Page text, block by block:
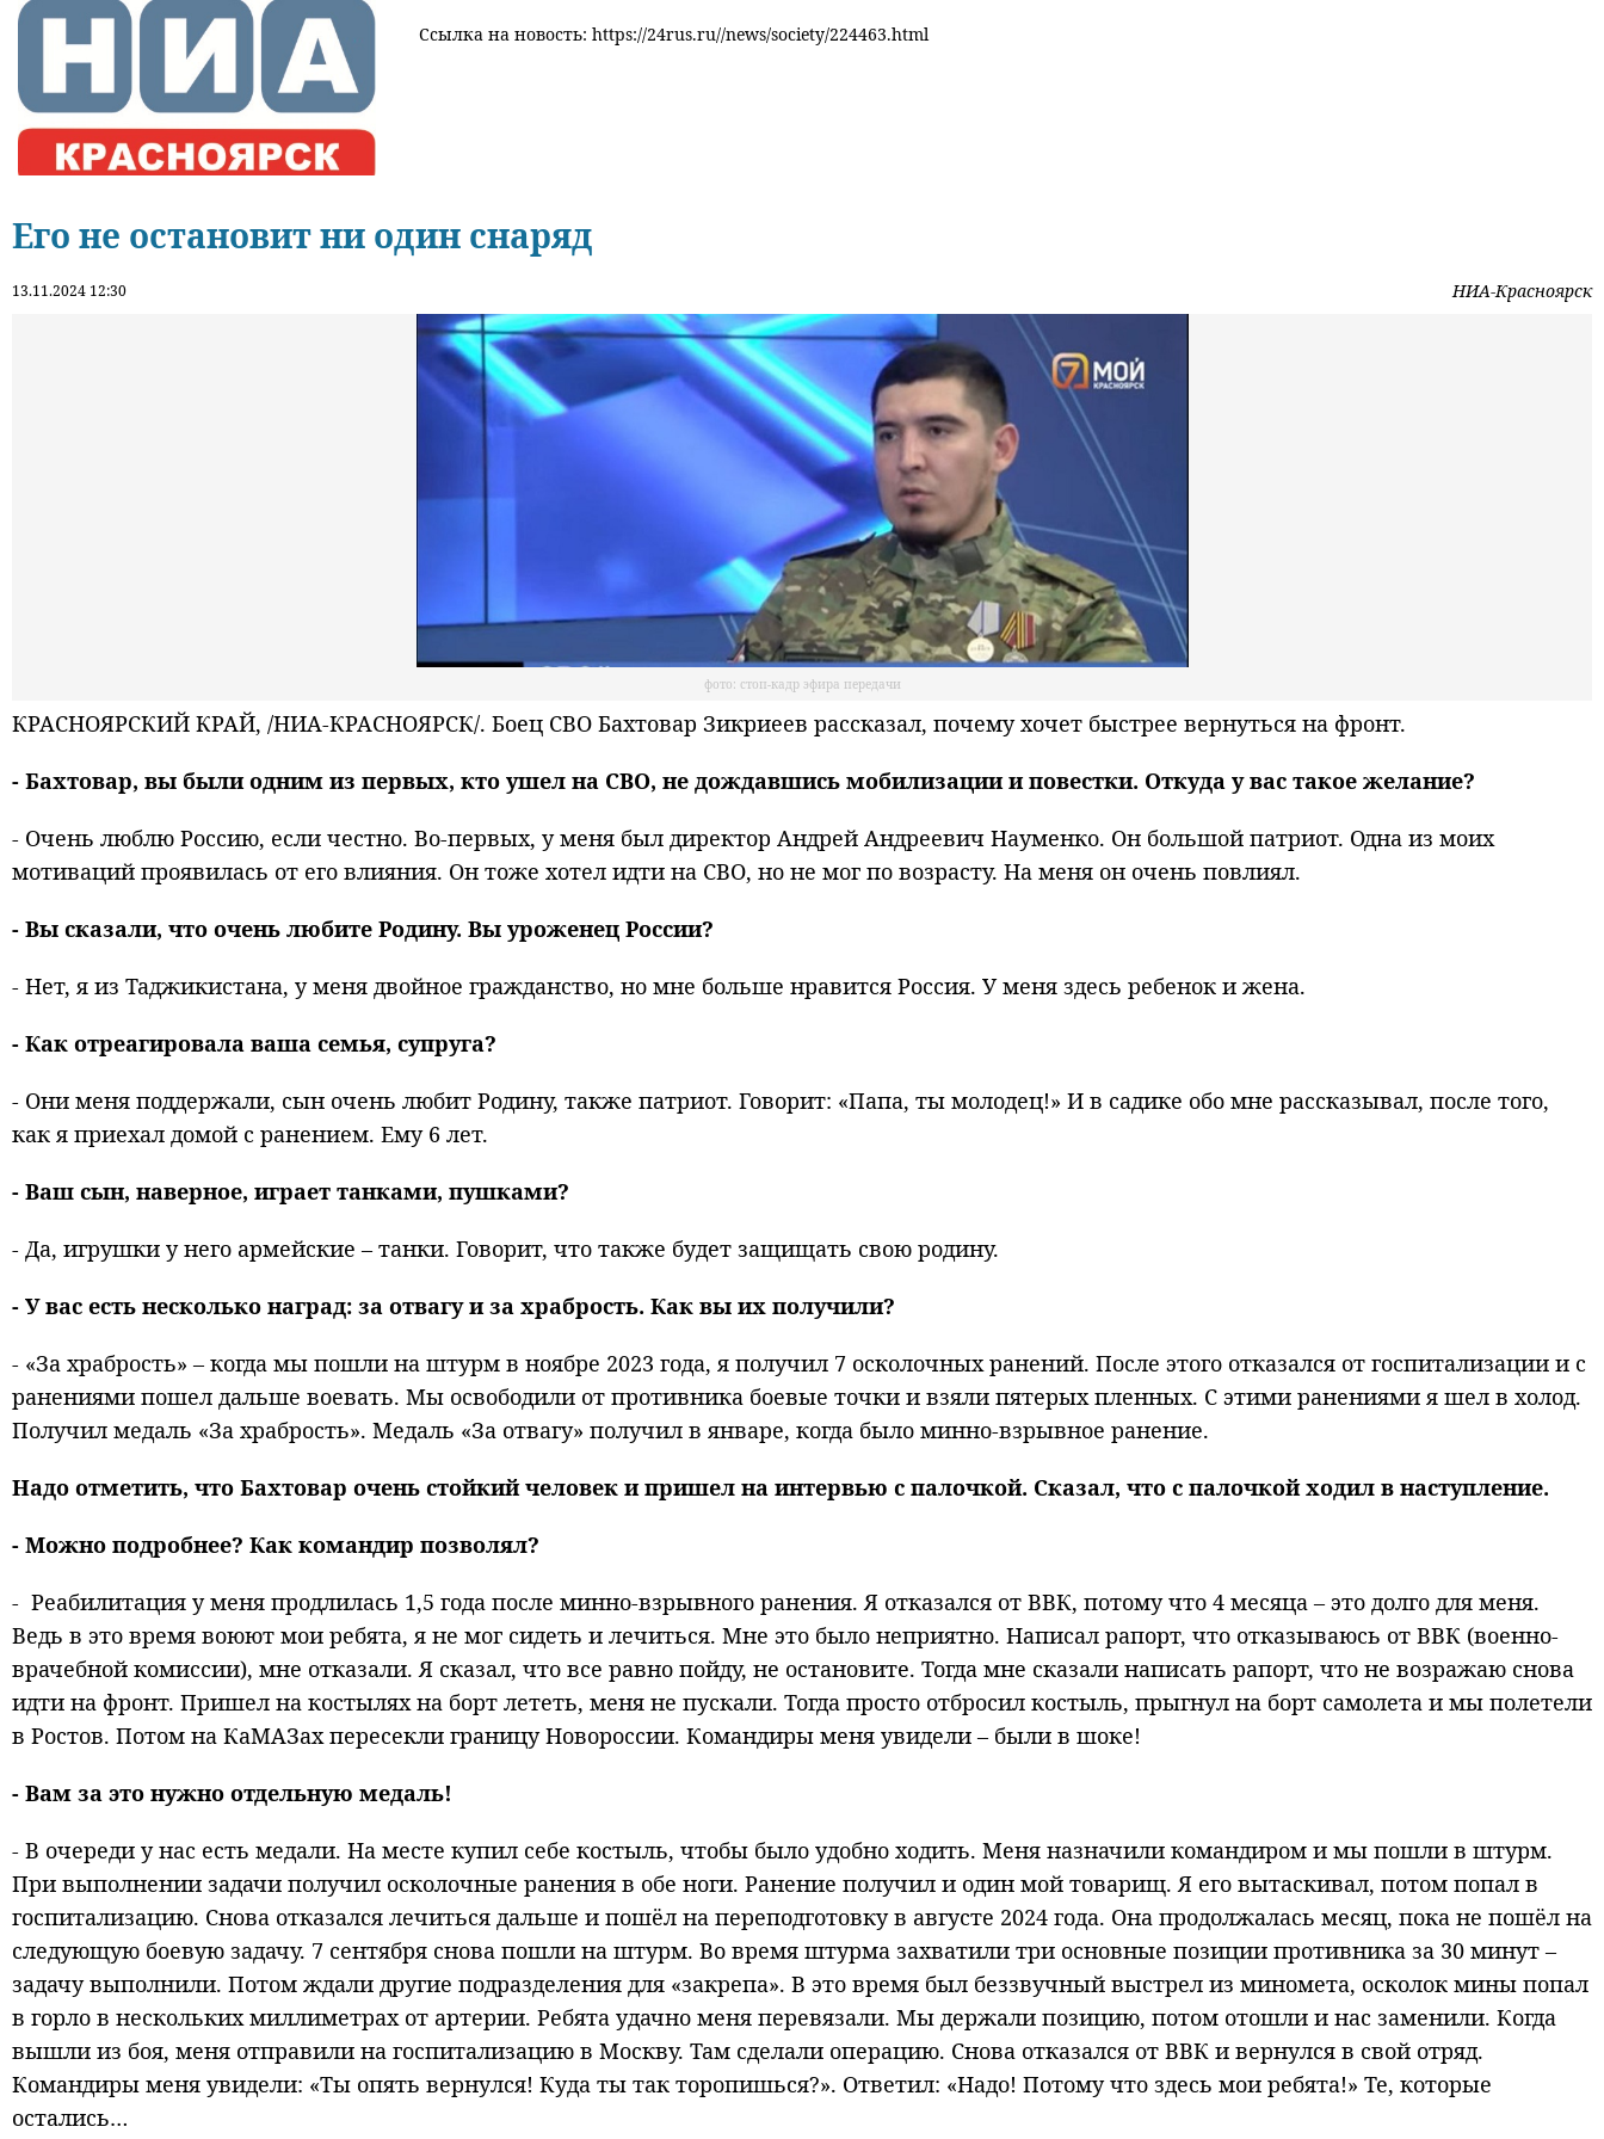
Ссылка на новость: https://24rus.ru//news/society/224463.html
Его не остановит ни один снаряд
13.11.2024 12:30 НИА-Красноярск
фото: стоп-кадр эфира передачи
КРАСНОЯРСКИЙ КРАЙ, /НИА-КРАСНОЯРСК/. Боец СВО Бахтовар Зикриеев рассказал, почему хочет быстрее вернуться на фронт.
- Бахтовар, вы были одним из первых, кто ушел на СВО, не дождавшись мобилизации и повестки. Откуда у вас такое желание?
- Очень люблю Россию, если честно. Во-первых, у меня был директор Андрей Андреевич Науменко. Он большой патриот. Одна из моих
мотиваций проявилась от его влияния. Он тоже хотел идти на СВО, но не мог по возрасту. На меня он очень повлиял.
- Вы сказали, что очень любите Родину. Вы уроженец России?
- Нет, я из Таджикистана, у меня двойное гражданство, но мне больше нравится Россия. У меня здесь ребенок и жена.
- Как отреагировала ваша семья, супруга?
- Они меня поддержали, сын очень любит Родину, также патриот. Говорит: «Папа, ты молодец!» И в садике обо мне рассказывал, после того,
как я приехал домой с ранением. Ему 6 лет.
- Ваш сын, наверное, играет танками, пушками?
- Да, игрушки у него армейские – танки. Говорит, что также будет защищать свою родину.
- У вас есть несколько наград: за отвагу и за храбрость. Как вы их получили?
- «За храбрость» – когда мы пошли на штурм в ноябре 2023 года, я получил 7 осколочных ранений. После этого отказался от госпитализации и с
ранениями пошел дальше воевать. Мы освободили от противника боевые точки и взяли пятерых пленных. С этими ранениями я шел в холод.
Получил медаль «За храбрость». Медаль «За отвагу» получил в январе, когда было минно-взрывное ранение.
Надо отметить, что Бахтовар очень стойкий человек и пришел на интервью с палочкой. Сказал, что с палочкой ходил в наступление.
- Можно подробнее? Как командир позволял?
- Реабилитация у меня продлилась 1,5 года после минно-взрывного ранения. Я отказался от ВВК, потому что 4 месяца – это долго для меня.
Ведь в это время воюют мои ребята, я не мог сидеть и лечиться. Мне это было неприятно. Написал рапорт, что отказываюсь от ВВК (военно-
врачебной комиссии), мне отказали. Я сказал, что все равно пойду, не остановите. Тогда мне сказали написать рапорт, что не возражаю снова
идти на фронт. Пришел на костылях на борт лететь, меня не пускали. Тогда просто отбросил костыль, прыгнул на борт самолета и мы полетели
в Ростов. Потом на КаМАЗах пересекли границу Новороссии. Командиры меня увидели – были в шоке!
- Вам за это нужно отдельную медаль!
- В очереди у нас есть медали. На месте купил себе костыль, чтобы было удобно ходить. Меня назначили командиром и мы пошли в штурм.
При выполнении задачи получил осколочные ранения в обе ноги. Ранение получил и один мой товарищ. Я его вытаскивал, потом попал в
госпитализацию. Снова отказался лечиться дальше и пошёл на переподготовку в августе 2024 года. Она продолжалась месяц, пока не пошёл на
следующую боевую задачу. 7 сентября снова пошли на штурм. Во время штурма захватили три основные позиции противника за 30 минут –
задачу выполнили. Потом ждали другие подразделения для «закрепа». В это время был беззвучный выстрел из миномета, осколок мины попал
в горло в нескольких миллиметрах от артерии. Ребята удачно меня перевязали. Мы держали позицию, потом отошли и нас заменили. Когда
вышли из боя, меня отправили на госпитализацию в Москву. Там сделали операцию. Снова отказался от ВВК и вернулся в свой отряд.
Командиры меня увидели: «Ты опять вернулся! Куда ты так торопишься?». Ответил: «Надо! Потому что здесь мои ребята!» Те, которые
остались…